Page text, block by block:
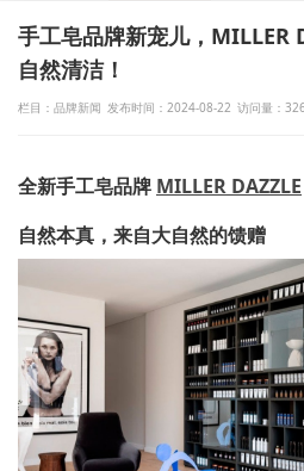
手工皂品牌新宠儿，MILLER
自然清洁！
栏目：品牌新闻 发布时间：2024-08-22 访问量：
全新手工皂品牌 MILLER DAZZLE
自然本真，来自大自然的馈赠